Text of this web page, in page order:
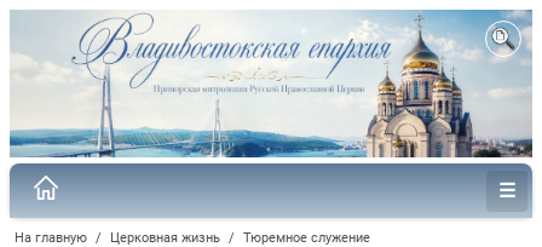
На главную / Церковная жизнь / Тюремное служение